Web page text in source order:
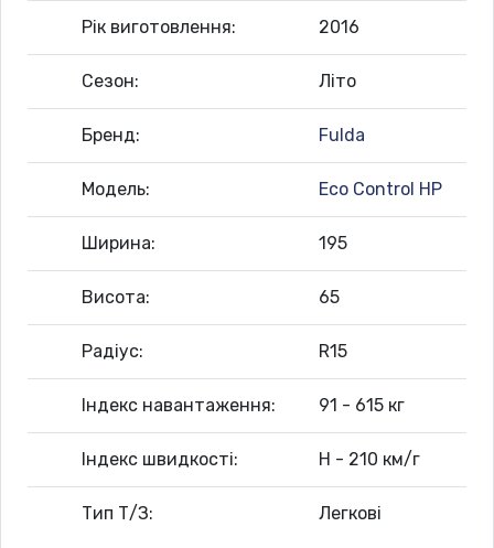
Рік виготовлення: 2016
Сезон: Літо
Бренд: Fulda
Модель: Eco Control HP
Ширина: 195
Висота: 65
Радіус: R15
Індекс навантаження: 91 - 615 кг
Індекс швидкості: H - 210 км/г
Тип Т/З: Легкові